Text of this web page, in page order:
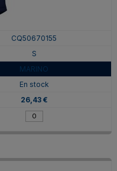
CQ50670155
S
MARINO
En stock
26,43 €